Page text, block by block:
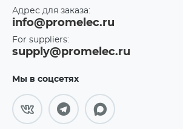
Адрес для заказа:
info@promelec.ru
For suppliers:
supply@promelec.ru
Мы в соцсетях